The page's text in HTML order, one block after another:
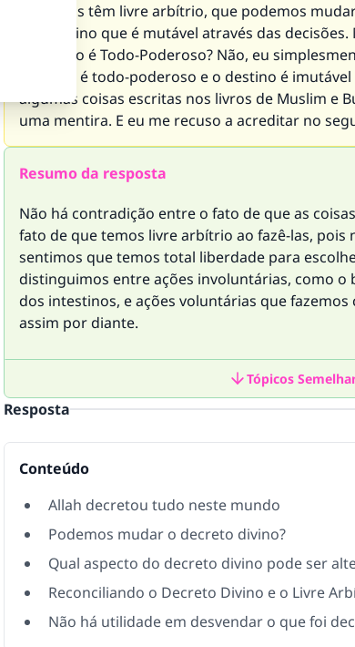
humanos têm livre arbítrio, que podemos
um destino que é mutável através das
Deus não é Todo-Poderoso? Não, eu
Ou Allah é todo-poderoso e o destino é
algumas coisas escritas nos livros de Muslim e
uma mentira. E eu me recuso a acreditar no
Resumo da resposta
Não há contradição entre o fato de que as
fato de que temos livre arbítrio ao fazê-las, pois
sentimos que temos total liberdade para
distinguimos entre ações involuntárias, como o
dos intestinos, e ações voluntárias que
assim por diante.
Tópicos
Resposta
Conteúdo
Allah decretou tudo neste mundo
Podemos mudar o decreto divino?
Qual aspecto do decreto divino pode ser
Reconciliando o Decreto Divino e o Livre
Não há utilidade em desvendar o que foi